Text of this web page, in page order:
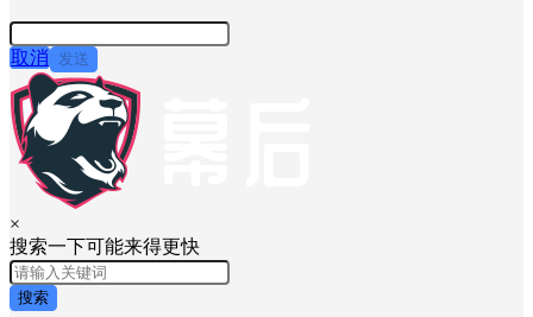
取消 发送
×
搜索一下可能来得更快
搜索